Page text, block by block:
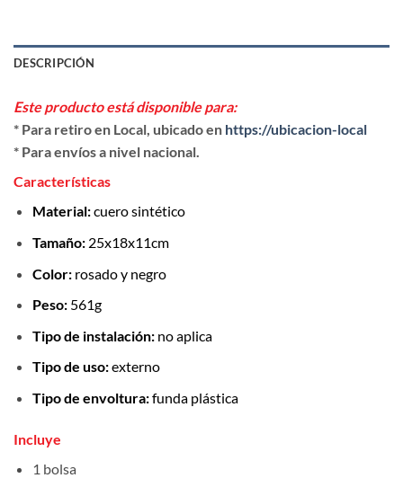
DESCRIPCIÓN
Este producto está disponible para:
* Para retiro en Local, ubicado en https://ubicacion-local
* Para envíos a nivel nacional.
Características
Material:cuero sintético
Tamaño: 25x18x11cm
Color: rosado y negro
Peso: 561g
Tipo de instalación: no aplica
Tipo de uso:externo
Tipo de envoltura:funda plástica
Incluye
1 bolsa